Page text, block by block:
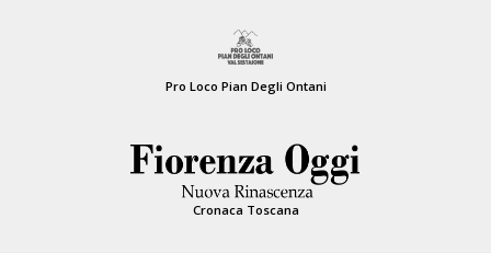
Pro Loco Pian Degli Ontani
Cronaca Toscana